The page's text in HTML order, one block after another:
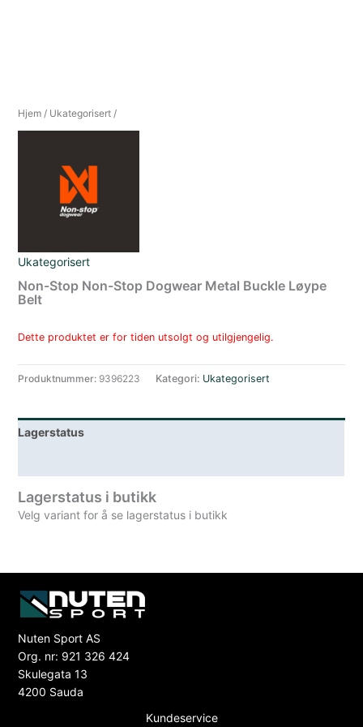
Hjem / Ukategorisert /
Ukategorisert
Non-Stop Non-Stop Dogwear Metal Buckle Løype
Belt
Dette produktet er for tiden utsolgt og utilgjengelig.
Produktnummer: 9396223 Kategori: Ukategorisert
Lagerstatus
Lagerstatus i butikk
Velg variant for å se lagerstatus i butikk
Nuten Sport AS
Org. nr: 921 326 424
Skulegata 13
4200 Sauda
Kundeservice